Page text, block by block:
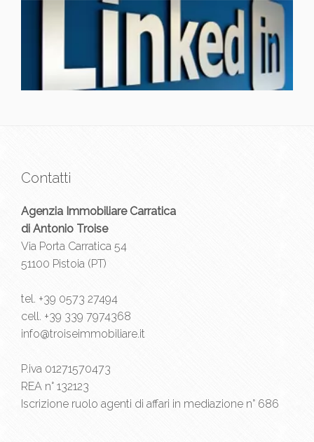
Contatti
Agenzia Immobiliare Carratica
di Antonio Troise
Via Porta Carratica 54
51100 Pistoia (PT)
tel. +39 0573 27494
cell. +39 339 7974368
info@troiseimmobiliare.it
P.iva 01271570473
REA n° 132123
Iscrizione ruolo agenti di affari in mediazione n° 686